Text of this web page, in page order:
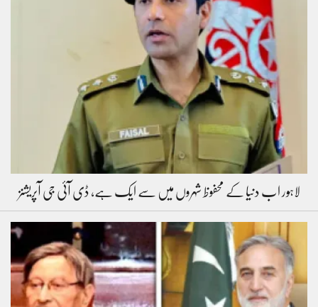
لاہور اب دنیا کے محفوظ شہروں میں سے ایک ہے، ڈی آئی جی آپریشنز